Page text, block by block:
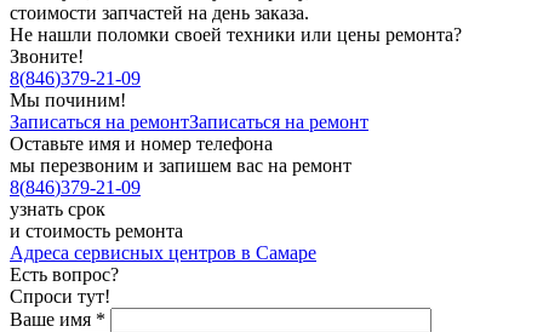
стоимости запчастей на день заказа.
Не нашли поломки своей техники или цены ремонта?
Звоните!
8(846)379-21-09
Мы починим!
Записаться на ремонтЗаписаться на ремонт
Оставьте имя и номер телефона
мы перезвоним и запишем вас на ремонт
8(846)379-21-09
узнать срок
и стоимость ремонта
Адреса сервисных центров в Самаре
Есть вопрос?
Спроси тут!
Ваше имя *